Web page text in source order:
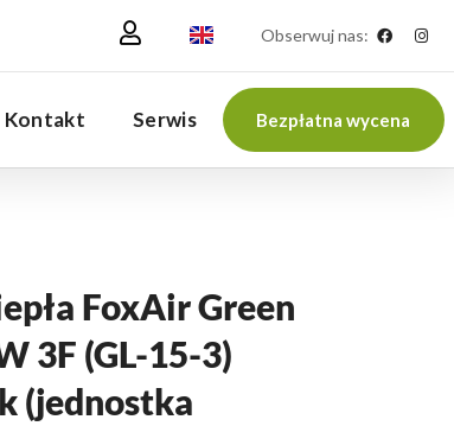
Obserwuj nas:
Kontakt Serwis Bezpłatna wycena
FoxAir Green
3F (GL-15-3)
(jednostka